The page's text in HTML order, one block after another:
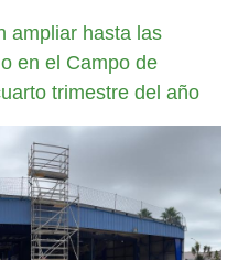
ampliar hasta las
en el Campo de
trimestre del año